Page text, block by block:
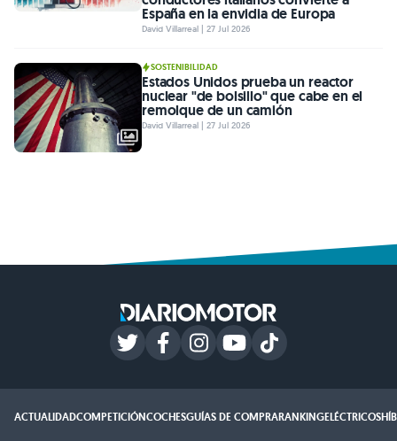
España en la envidia de Europa
David Villarreal | 27 Jul 2026
SOSTENIBILIDAD
Estados Unidos prueba un reactor
nuclear "de bolsillo" que cabe en el
remolque de un camión
David Villarreal | 27 Jul 2026
ACTUALIDADCOMPETICIÓNCOCHESGUÍAS DE COMPRARANKINGELÉCTRICOS